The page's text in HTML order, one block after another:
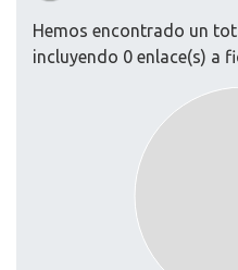
Hemos encontrado un
incluyendo 0 enlace(s) a